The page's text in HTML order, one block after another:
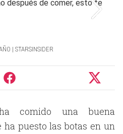
| STARSINSIDER
comido una buena
ha puesto las botas en un